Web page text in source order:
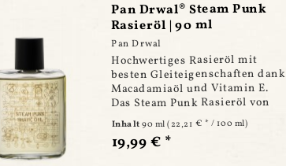
Pan Drwal® Steam Punk
Rasieröl | 90 ml
Pan Drwal
Hochwertiges Rasieröl mit
besten Gleiteigenschaften dank
Macadamiaöl und Vitamin E.
Das Steam Punk Rasieröl von
Pan Drwal ist bestens für eine
gründliche Rasur geeignet. Es
befeuchtet die Haut und macht
Inhalt90 ml(22,21 € * / 100 ml)
19,99 € *